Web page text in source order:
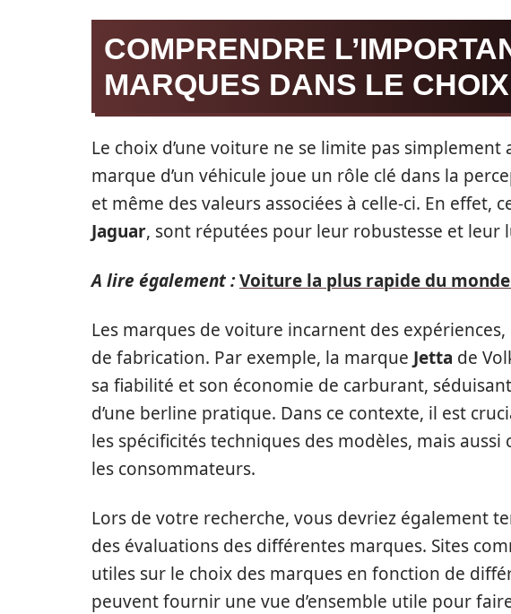
COMPRENDRE
MARQUES DANS LE
Le choix d’une voiture ne se limite pas
marque d’un véhicule joue un rôle clé dans la
et même des valeurs associées à celle-ci. En effet,
Jaguar, sont réputées pour leur robustesse et leur
A lire également :Voiture la plus rapide du
Les marques de voiture incarnent des
de fabrication. Par exemple, la marque Jetta de
sa fiabilité et son économie de carburant,
d’une berline pratique. Dans ce contexte, il est
les spécificités techniques des modèles, mais
les consommateurs.
Lors de votre recherche, vous devriez également
des évaluations des différentes marques. Sites
utiles sur le choix des marques en fonction de
peuvent fournir une vue d’ensemble utile pour